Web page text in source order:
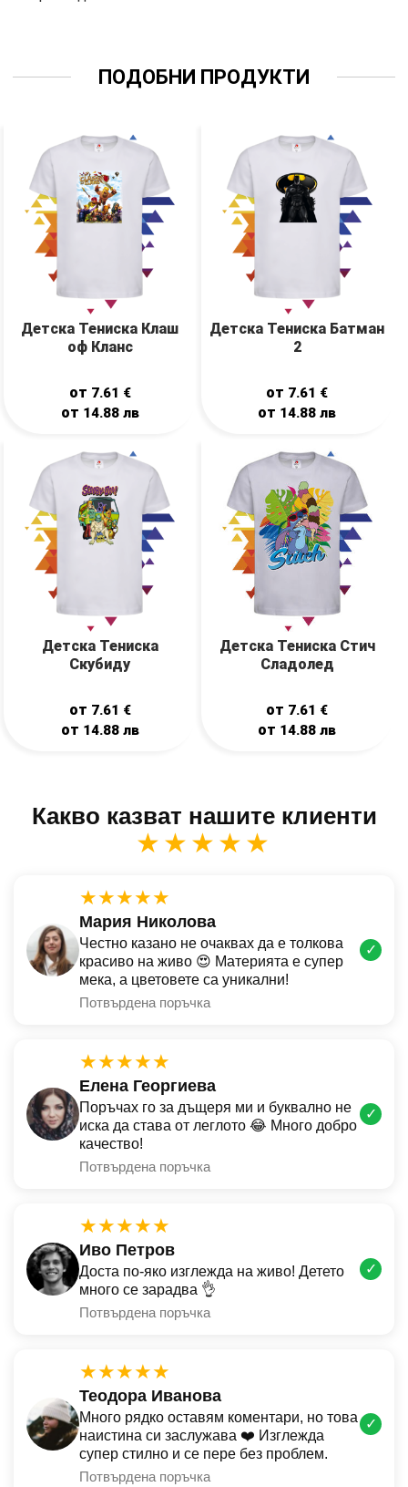
ПОДОБНИ ПРОДУКТИ
Детска Тениска Клаш
оф Кланс
от 7.61 €
от 14.88 лв
Детска Тениска Батман
2
от 7.61 €
от 14.88лв
Детска Тениска
Скубиду
от 7.61 €
от 14.88 лв
Детска Тениска Стич
Сладолед
от 7.61 €
от 14.88лв
Какво казват нашите клиенти
★★★★★
★★★★★
Мария Николова
Честно казано не очаквах да е толкова
красиво на живо 😍 Материята е супер
мека, а цветовете са уникални!
Потвърдена поръчка
✓
★★★★★
Елена Георгиева
Поръчах го за дъщеря ми и буквално не
иска да става от леглото 😂 Много добро
качество!
Потвърдена поръчка
✓
★★★★★
Иво Петров
Доста по-яко изглежда на живо! Детето
много се зарадва 👌
Потвърдена поръчка
✓
★★★★★
Теодора Иванова
Много рядко оставям коментари, но това
наистина си заслужава ❤️ Изглежда
супер стилно и се пере без проблем.
Потвърдена поръчка
✓